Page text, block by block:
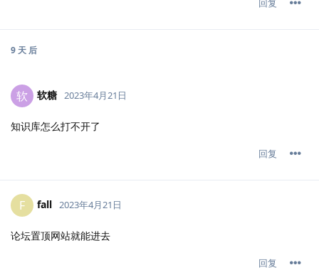
回复
9 天 后
软 软糖 2023年4月21日
知识库怎么打不开了
回复
F fall 2023年4月21日
论坛置顶网站就能进去
回复